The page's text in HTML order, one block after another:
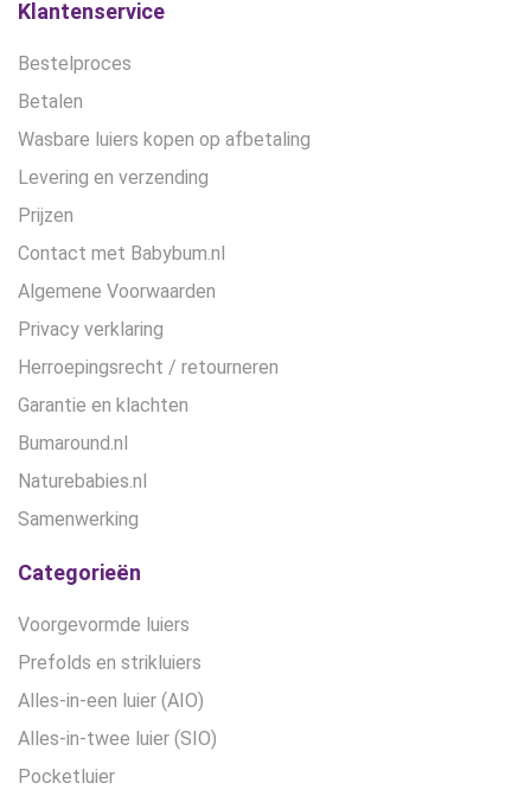
Klantenservice
Bestelproces
Betalen
Wasbare luiers kopen op afbetaling
Levering en verzending
Prijzen
Contact met Babybum.nl
Algemene Voorwaarden
Privacy verklaring
Herroepingsrecht / retourneren
Garantie en klachten
Bumaround.nl
Naturebabies.nl
Samenwerking
Categorieën
Voorgevormde luiers
Prefolds en strikluiers
Alles-in-een luier (AIO)
Alles-in-twee luier (SIO)
Pocketluier